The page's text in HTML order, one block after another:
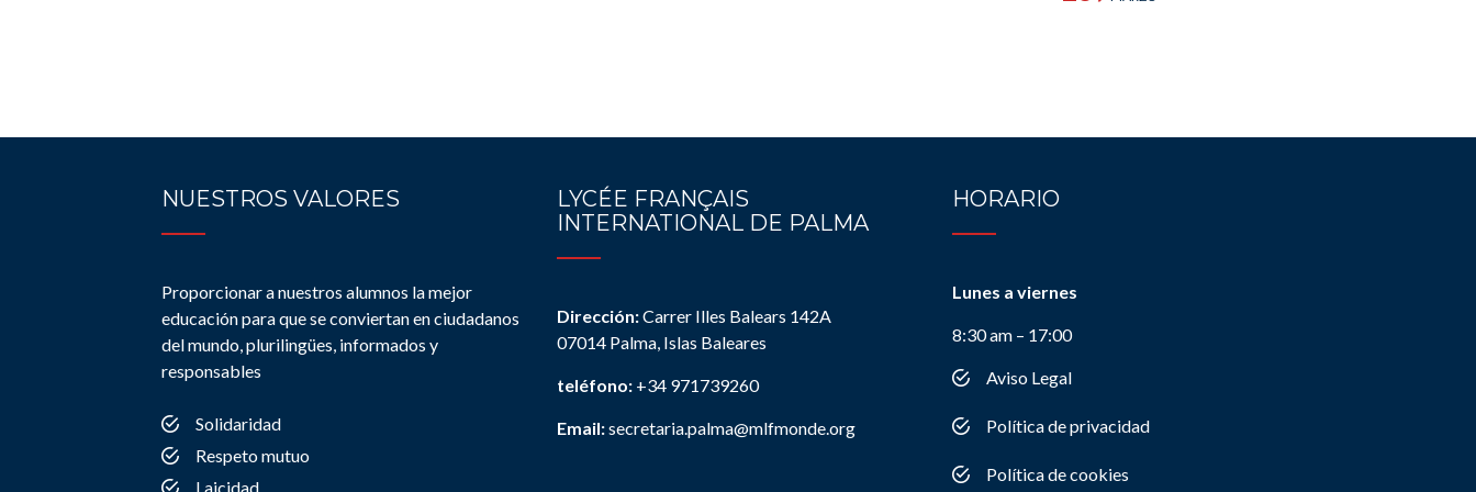
NUESTROS VALORES
Proporcionar a nuestros alumnos la mejor
educación para que se conviertan en ciudadanos
del mundo, plurilingües, informados y
responsables
Solidaridad
Respeto mutuo
Laicidad
LYCÉE FRANÇAIS
INTERNATIONAL DE PALMA
Dirección:Carrer Illes Balears 142A
07014 Palma, Islas Baleares
teléfono: +34 971739260
Email:secretaria.palma@mlfmonde.org
HORARIO
Lunes a viernes
8:30 am – 17:00
Aviso Legal
Política de privacidad
Política de cookies